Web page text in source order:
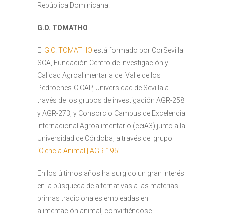
República Dominicana.
G.O. TOMATHO
El G.O. TOMATHO está formado por CorSevilla
SCA, Fundación Centro de Investigación y
Calidad Agroalimentaria del Valle de los
Pedroches-CICAP, Universidad de Sevilla a
través de los grupos de investigación AGR-258
y AGR-273, y Consorcio Campus de Excelencia
Internacional Agroalimentario (ceiA3) junto a la
Universidad de Córdoba, a través del grupo
‘Ciencia Animal | AGR-195’.
En los últimos años ha surgido un gran interés
en la búsqueda de alternativas a las materias
primas tradicionales empleadas en
alimentación animal, convirtiéndose